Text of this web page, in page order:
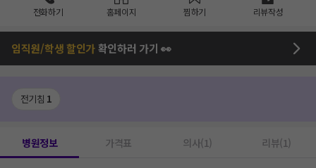
전화하기 홈페이지 찜하기 리뷰작성
임직원/학생 할인가확인하러 가기 👀
전기침 1
병원정보 가격표 의사(1) 리뷰(1)